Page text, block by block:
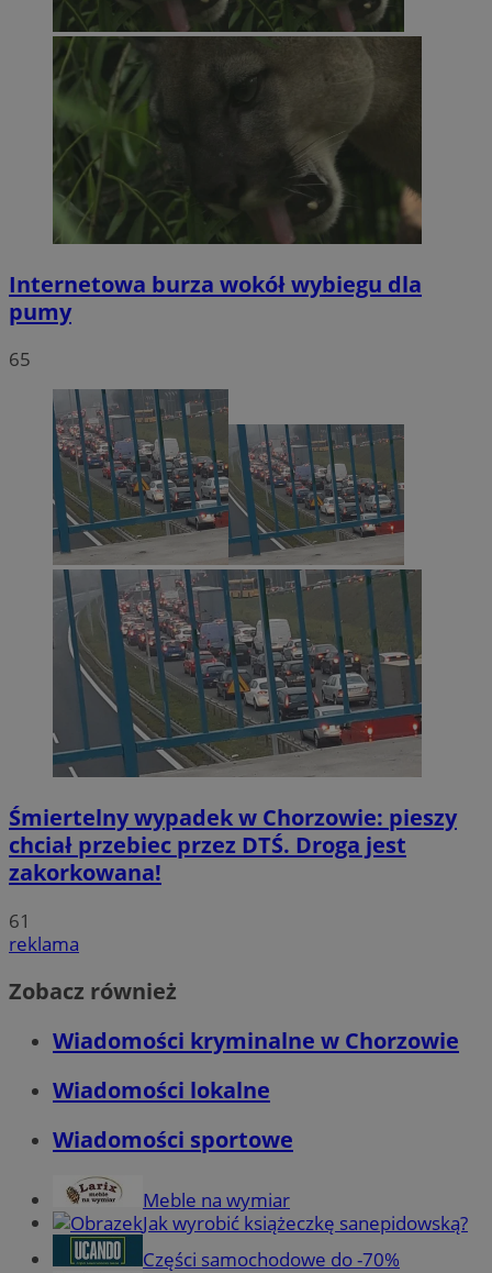
Internetowa burza wokół wybiegu dla
pumy
65
Śmiertelny wypadek w Chorzowie: pieszy
chciał przebiec przez DTŚ. Droga jest
zakorkowana!
61
reklama
Zobacz również
Wiadomości kryminalne w Chorzowie
Wiadomości lokalne
Wiadomości sportowe
Meble na wymiar
Jak wyrobić książeczkę sanepidowską?
Części samochodowe do -70%